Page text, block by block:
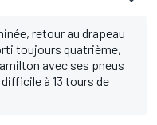
retour au drapeau
toujours quatrième,
avec ses pneus
à 13 tours de